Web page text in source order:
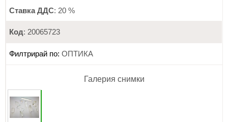
Ставка ДДС: 20 %
Код: 20065723
Филтрирай по: ОПТИКА
Галерия снимки